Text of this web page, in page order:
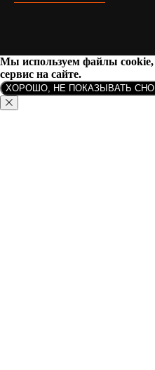
Мы используем файлы
сервис на сайте.
ХОРОШО, НЕ ПОКАЗЫВАТЬ